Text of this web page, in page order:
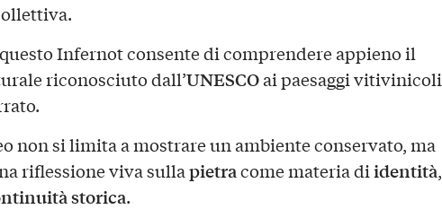
Infernot consente di comprendere appieno il
riconosciuto dall’UNESCOai paesaggi vitivinicoli
non si limita a mostrare un ambiente conservato, ma
riflessione viva sullapietracome materia diidentità,
storica.